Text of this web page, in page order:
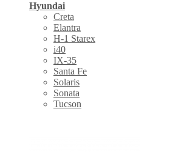
Hyundai
Creta
Elantra
H-1 Starex
i40
IX-35
Santa Fe
Solaris
Sonata
Tucson